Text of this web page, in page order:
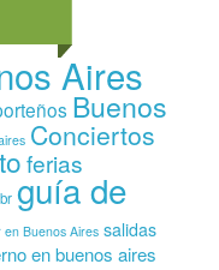
Aires
Buenos
Conciertos
ferias
guía de
en Buenos Aires salidas
en buenos aires